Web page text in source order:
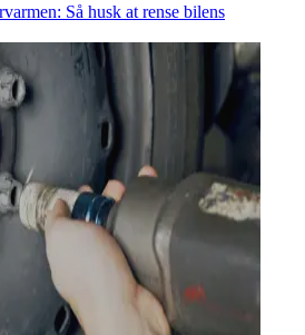
Så husk at rense bilens